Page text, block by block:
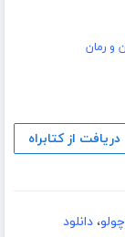
و رمان
دریافت از کتابراه
، دانلود